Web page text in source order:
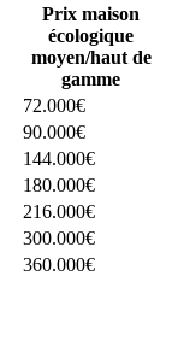
Prix maison
écologique
moyen/haut de
gamme
72.000€
90.000€
144.000€
180.000€
216.000€
300.000€
360.000€